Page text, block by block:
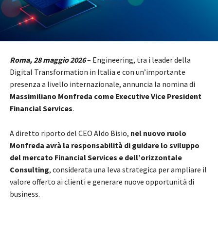
Roma, 28 maggio 2026– Engineering, tra i leader della
Digital Transformation in Italia e con un’importante
presenza a livello internazionale, annuncia la nomina di
Massimiliano Monfreda come Executive Vice President
Financial Services.
A diretto riporto del CEO Aldo Bisio, nel nuovo ruolo
Monfreda avrà la responsabilità di guidare lo sviluppo
del mercato Financial Services e dell’orizzontale
Consulting, considerata una leva strategica per ampliare il
valore offerto ai clienti e generare nuove opportunità di
business.